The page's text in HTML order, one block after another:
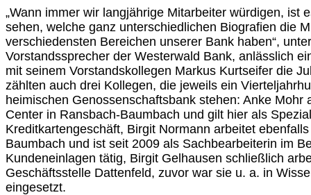
„Wann immer wir langjährige Mitarbeiter würdigen, ist
sehen, welche ganz unterschiedlichen Biografien die
verschiedensten Bereichen unserer Bank haben“,
Vorstandssprecher der Westerwald Bank, anlässlich
mit seinem Vorstandskollegen Markus Kurtseifer die
zählten auch drei Kollegen, die jeweils ein
heimischen Genossenschaftsbank stehen: Anke Mohr
Center in Ransbach-Baumbach und gilt hier als
Kreditkartengeschäft, Birgit Normann arbeitet
Baumbach und ist seit 2009 als Sachbearbeiterin im
Kundeneinlagen tätig, Birgit Gelhausen schließlich
Geschäftsstelle Dattenfeld, zuvor war sie u. a. in
eingesetzt.